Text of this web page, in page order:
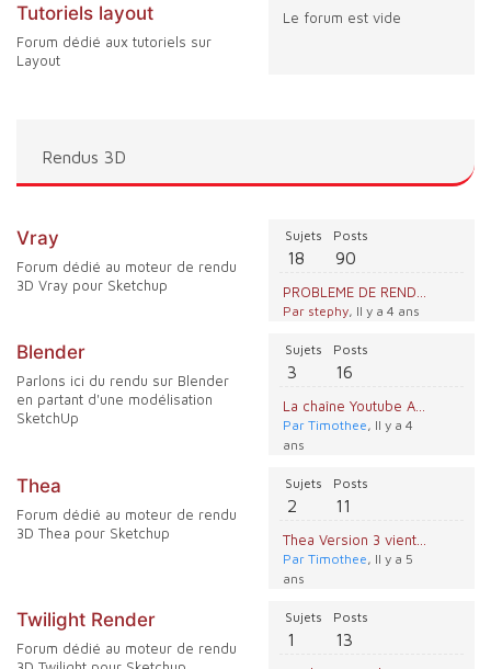
Tutoriels layout
Forum dédié aux tutoriels sur
Layout
Le forum est vide
Rendus 3D
Vray
Forum dédié au moteur de rendu
3D Vray pour Sketchup
Sujets
18
Posts
90
Par stephy, Il y a 4 ans
Blender
Parlons ici du rendu sur Blender
en partant d'une modélisation
SketchUp
Sujets
3
Posts
16
La chaîne Youtube Apprendre Blender
Par Timothee, Il y a 4
ans
Thea
Forum dédié au moteur de rendu
3D Thea pour Sketchup
Sujets
2
Posts
11
Thea Version 3 vient de sortir !
Par Timothee, Il y a 5
ans
Twilight Render
Forum dédié au moteur de rendu
Sujets
1
Posts
13